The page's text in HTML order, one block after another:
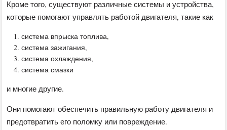
Кроме того, существуют различные системы и устройства,
которые помогают управлять работой двигателя, такие как
система впрыска топлива,
система зажигания,
система охлаждения,
система смазки
и многие другие.
Они помогают обеспечить правильную работу двигателя и
предотвратить его поломку или повреждение.